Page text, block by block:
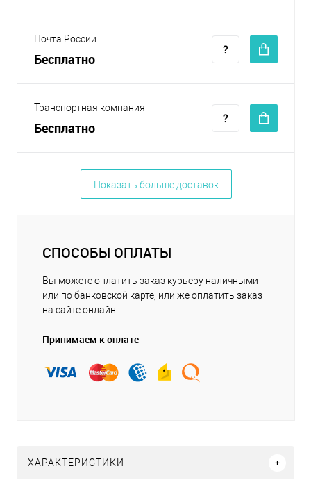
Почта России
Бесплатно
Транспортная компания
Бесплатно
Показать больше доставок
СПОСОБЫ ОПЛАТЫ
Вы можете оплатить заказ курьеру наличными
или по банковской карте, или же оплатить заказ
на сайте онлайн.
Принимаем к оплате
ХАРАКТЕРИСТИКИ